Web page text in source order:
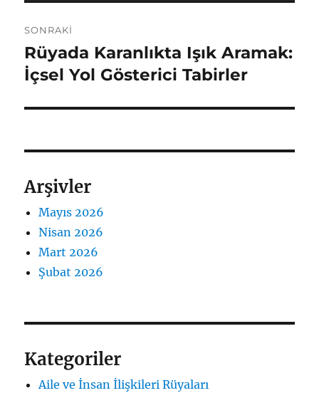
SONRAKI
Sonraki
yazı:
Rüyada Karanlıkta Işık Aramak:
İçsel Yol Gösterici Tabirler
Arşivler
Mayıs 2026
Nisan 2026
Mart 2026
Şubat 2026
Kategoriler
Aile ve İnsan İlişkileri Rüyaları